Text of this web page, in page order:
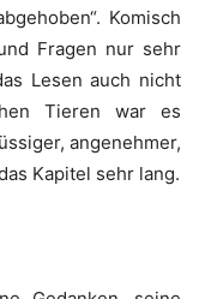
Komisch
Fragen nur sehr
Lesen auch nicht
Tieren war es
angenehmer,
Kapitel sehr lang.